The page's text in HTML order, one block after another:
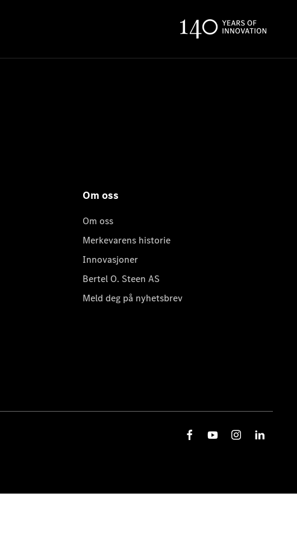
Om oss
Om oss
Merkevarens historie
Innovasjoner
Bertel O. Steen AS
Meld deg på nyhetsbrev